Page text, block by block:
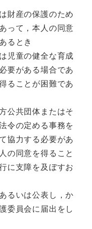
財産の保護のため
って，本人の同意
るとき
児童の健全な育成
要がある場合であ
ることが困難であ
公共団体またはそ
令の定める事務を
協力する必要があ
の同意を得ること
に支障を及ぼすお
るいは公表し，か
委員会に届出をし